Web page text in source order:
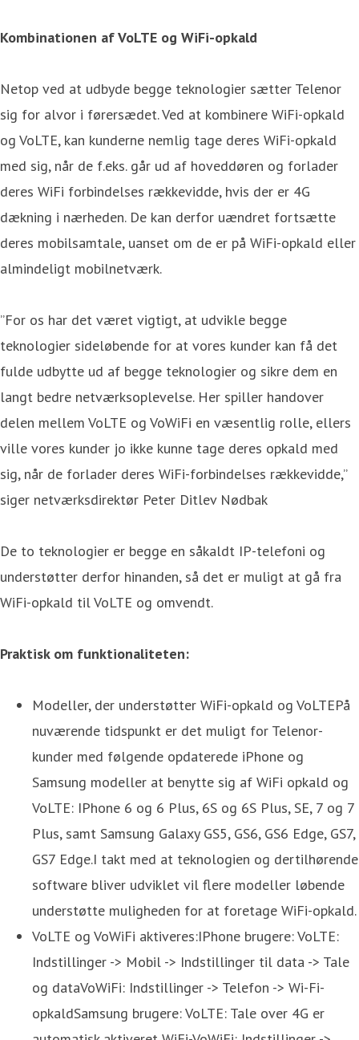
Kombinationen af VoLTE og WiFi-opkald
Netop ved at udbyde begge teknologier sætter Telenor
sig for alvor i førersædet. Ved at kombinere WiFi-opkald
og VoLTE, kan kunderne nemlig tage deres WiFi-opkald
med sig, når de f.eks. går ud af hoveddøren og forlader
deres WiFi forbindelses rækkevidde, hvis der er 4G
dækning i nærheden. De kan derfor uændret fortsætte
deres mobilsamtale, uanset om de er på WiFi-opkald eller
almindeligt mobilnetværk.
”For os har det været vigtigt, at udvikle begge
teknologier sideløbende for at vores kunder kan få det
fulde udbytte ud af begge teknologier og sikre dem en
langt bedre netværksoplevelse. Her spiller handover
delen mellem VoLTE og VoWiFi en væsentlig rolle, ellers
ville vores kunder jo ikke kunne tage deres opkald med
sig, når de forlader deres WiFi-forbindelses rækkevidde,”
siger netværksdirektør Peter Ditlev Nødbak
De to teknologier er begge en såkaldt IP-telefoni og
understøtter derfor hinanden, så det er muligt at gå fra
WiFi-opkald til VoLTE og omvendt.
Praktisk om funktionaliteten:
Modeller, der understøtter WiFi-opkald og VoLTEPå
nuværende tidspunkt er det muligt for Telenor-
kunder med følgende opdaterede iPhone og
Samsung modeller at benytte sig af WiFi opkald og
VoLTE: IPhone 6 og 6 Plus, 6S og 6S Plus, SE, 7 og 7
Plus, samt Samsung Galaxy GS5, GS6, GS6 Edge, GS7,
GS7 Edge.I takt med at teknologien og dertilhørende
software bliver udviklet vil flere modeller løbende
understøtte muligheden for at foretage WiFi-opkald.
VoLTE og VoWiFi aktiveres:IPhone brugere: VoLTE:
Indstillinger -> Mobil -> Indstillinger til data -> Tale
og dataVoWiFi: Indstillinger -> Telefon -> Wi-Fi-
opkaldSamsung brugere: VoLTE: Tale over 4G er